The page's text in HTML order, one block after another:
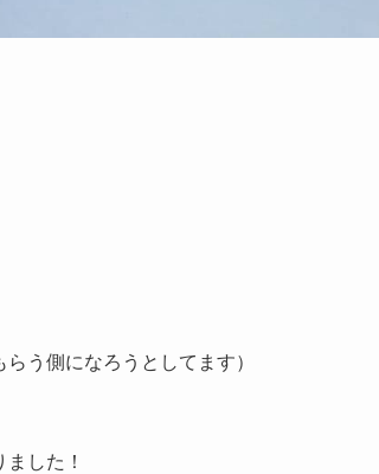
う側になろうとしてます）
した！